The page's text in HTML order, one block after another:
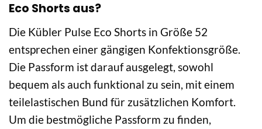
Eco Shorts aus?
Die Kübler Pulse Eco Shorts in Größe 52
entsprechen einer gängigen Konfektionsgröße.
Die Passform ist darauf ausgelegt, sowohl
bequem als auch funktional zu sein, mit einem
teilelastischen Bund für zusätzlichen Komfort.
Um die bestmögliche Passform zu finden,